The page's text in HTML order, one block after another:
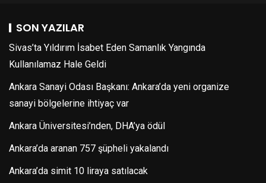
SON YAZILAR
Sivas’ta Yıldırım İsabet Eden Samanlık Yangında
Kullanılamaz Hale Geldi
Ankara Sanayi Odası Başkanı: Ankara’da yeni organize
sanayi bölgelerine ihtiyaç var
Ankara Üniversitesi’nden, DHA’ya ödül
Ankara’da aranan 757 şüpheli yakalandı
Ankara’da simit 10 liraya satılacak